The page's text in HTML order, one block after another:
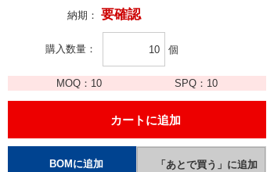
納期： 要確認
購入数量 個
MOQ： 10 SPQ： 10